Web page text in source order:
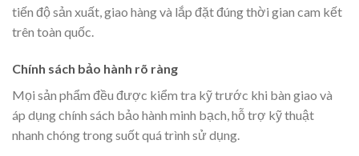
tiến độ sản xuất, giao hàng và lắp đặt đúng thời gian cam kết
trên toàn quốc.
Chính sách bảo hành rõ ràng
Mọi sản phẩm đều được kiểm tra kỹ trước khi bàn giao và
áp dụng chính sách bảo hành minh bạch, hỗ trợ kỹ thuật
nhanh chóng trong suốt quá trình sử dụng.